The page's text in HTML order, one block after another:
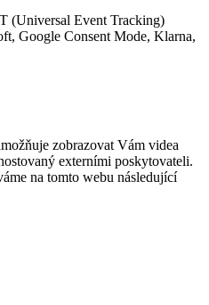
(Universal Event Tracking)
Google Consent Mode, Klarna,
zobrazovat Vám videa
externími poskytovateli.
na tomto webu následující